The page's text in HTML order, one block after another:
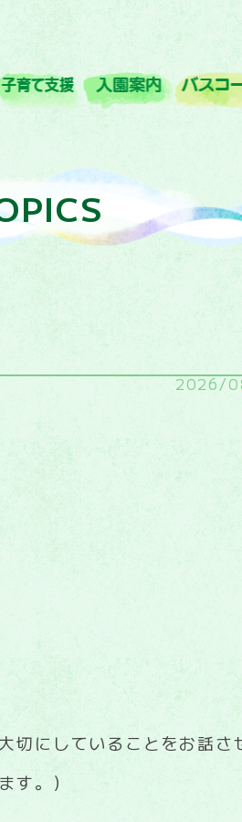
間行事 子育て支援 入園案内
2026/
切にしていることをお話さ
す。）